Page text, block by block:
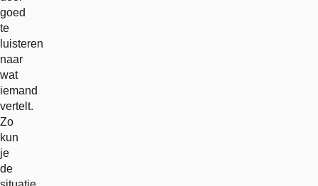
goed
te
luisteren
naar
wat
iemand
vertelt.
Zo
kun
je
de